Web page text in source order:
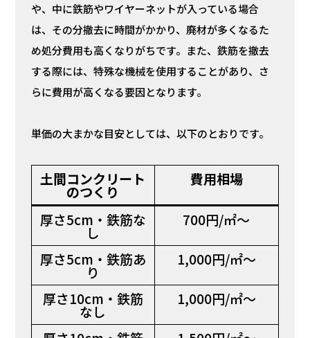
や、中に鉄筋やワイヤーネットが入っている場合
は、その分撤去に時間がかかり、廃材が多くなるた
め処分費用も高くなりがちです。また、鉄筋を撤去
する際には、特殊な機械を使用することがあり、さ
らに費用が高くなる要因となります。
単価の大まかな目安としては、以下のとおりです。
土間コンクリート
のつくり
費用相場
厚さ5cm・鉄筋な
し
700円/㎡～
厚さ5cm・鉄筋あ
り
1,000円/㎡～
厚さ10cm・鉄筋
なし
1,000円/㎡～